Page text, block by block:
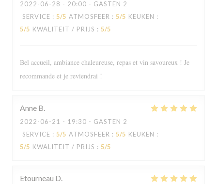
2022-06-28 - 20:00 - GASTEN 2
SERVICE : 5/5 ATMOSFEER : 5/5 KEUKEN :
5/5 KWALITEIT / PRIJS : 5/5
Bel accueil, ambiance chaleureuse, repas et vin savoureux ! Je
recommande et je reviendrai !
Anne B
2022-06-21 - 19:30 - GASTEN 2
SERVICE : 5/5 ATMOSFEER : 5/5 KEUKEN :
5/5 KWALITEIT / PRIJS : 5/5
Etourneau D